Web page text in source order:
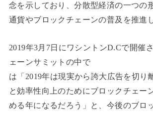
念を示しており、分散型経済の一つの
通貨やブロックチェーンの普及を推進
2019年3月7日にワシントンD.Cで開催
ェーンサミットの中で
は「2019年は現実から誇大広告を切り
と効率性向上のためにブロックチェー
める年になるだろう」と、今後のブロ